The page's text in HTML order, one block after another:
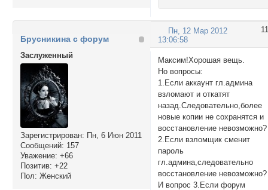
11
Пн, 12 Мар 2012
13:06:58
Брусникина с форум
Заслуженный
Зарегистрирован: Пн, 6 Июн 2011
Сообщений: 157
Уважение: +66
Позитив: +22
Пол: Женский
Максим!Хорошая вещь.
Но вопросы:
1.Если аккаунт гл.админа
взломают и откатят
назад.Следовательно,более
новые копии не сохранятся и
восстановление невозможно?
2.Если взломщик сменит
пароль
гл.админа,следовательно
восстановление невозможно?
И вопрос 3.Если форум